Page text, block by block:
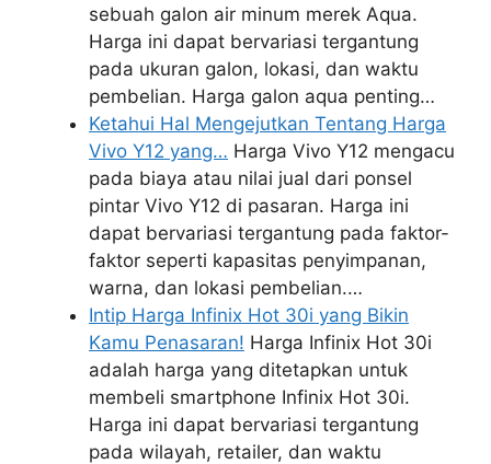
sebuah galon air minum merek Aqua.
Harga ini dapat bervariasi tergantung
pada ukuran galon, lokasi, dan waktu
pembelian. Harga galon aqua penting…
Ketahui Hal Mengejutkan Tentang Harga
Vivo Y12 yang… Harga Vivo Y12 mengacu
pada biaya atau nilai jual dari ponsel
pintar Vivo Y12 di pasaran. Harga ini
dapat bervariasi tergantung pada faktor-
faktor seperti kapasitas penyimpanan,
warna, dan lokasi pembelian.…
Intip Harga Infinix Hot 30i yang Bikin
Kamu Penasaran! Harga Infinix Hot 30i
adalah harga yang ditetapkan untuk
membeli smartphone Infinix Hot 30i.
Harga ini dapat bervariasi tergantung
pada wilayah, retailer, dan waktu